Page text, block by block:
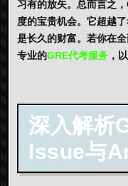
习有的放矢。总而言之，
度的宝贵机会。它超越
是长久的财富。若你在
专业的GRE代考服务 ，
深入解析
Issue与